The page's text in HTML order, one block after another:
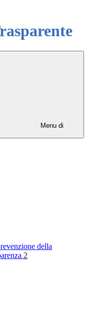
Menu di
della
2